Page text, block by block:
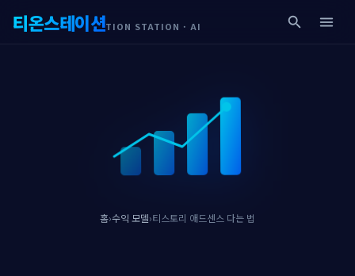
티온스테이션TION STATION · AI search menu
홈›수익 모델›티스토리 애드센스 다는 법